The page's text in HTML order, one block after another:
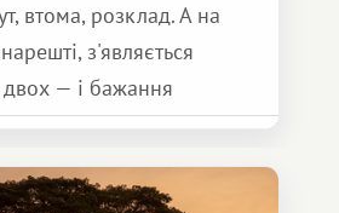
втома, розклад. А на
з'являється
двох — і бажання
близької людини щось
обов'язково масштабне,
:)